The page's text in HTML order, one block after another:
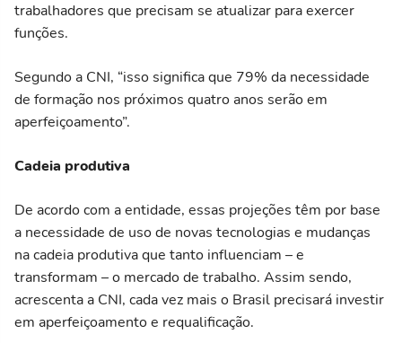
trabalhadores que precisam se atualizar para exercer
funções.
Segundo a CNI, “isso significa que 79% da necessidade
de formação nos próximos quatro anos serão em
aperfeiçoamento”.
Cadeia produtiva
De acordo com a entidade, essas projeções têm por base
a necessidade de uso de novas tecnologias e mudanças
na cadeia produtiva que tanto influenciam – e
transformam – o mercado de trabalho. Assim sendo,
acrescenta a CNI, cada vez mais o Brasil precisará investir
em aperfeiçoamento e requalificação.